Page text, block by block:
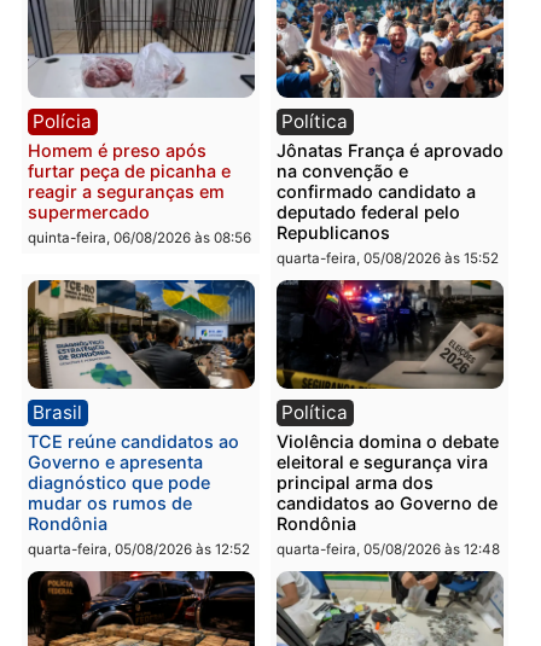
quinta-feira, 06/08/2026 às
Polícia
Homem é preso com
drogas durante ação da
quinta-feira, 06/08/2026 às 09:02
Polícia
Polícia Civil prende dois
homens por tortura,
tráfico e posse de arma
Itapuã
quinta-feira, 06/08/2026 às
Polícia
Homem é preso após
furtar peça de picanha e
reagir a seguranças em
supermercado
quinta-feira, 06/08/2026 às 08:56
Política
Jônatas França é
na convenção e
confirmado candidato a
deputado federal pelo
Republicanos
quarta-feira, 05/08/2026 às